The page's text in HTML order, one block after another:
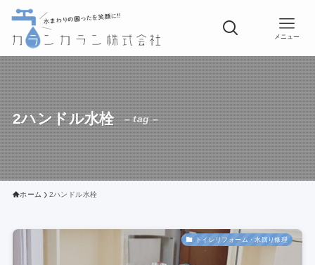
メニュー
2ハンドル水栓 – tag –
ホーム 2ハンドル水栓
トイレリフォーム・水回り修理